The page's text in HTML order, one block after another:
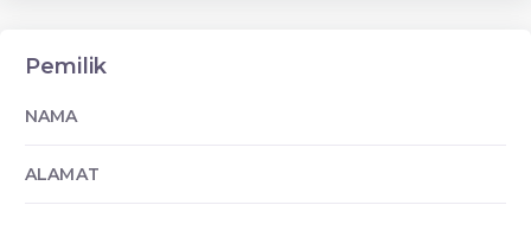
Pemilik
NAMA
ALAMAT